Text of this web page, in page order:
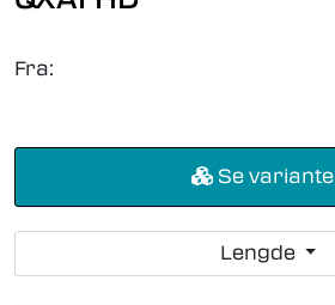
Fra:
Se
Lengde